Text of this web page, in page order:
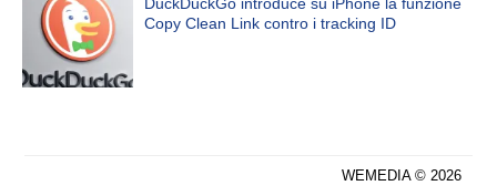
Copy Clean Link contro i tracking ID
WEMEDIA © 2026